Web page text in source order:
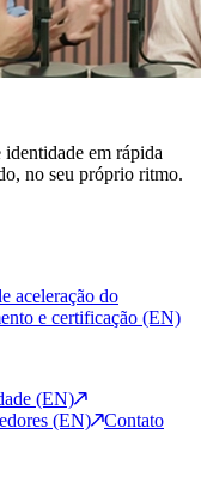
identidade em rápida
no seu próprio ritmo.
aceleração do
e certificação (EN)
(EN)
(EN)
Contato